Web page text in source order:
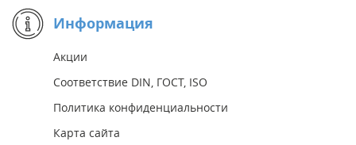
Информация
Акции
Соответствие DIN, ГОСТ, ISO
Политика конфиденциальности
Карта сайта